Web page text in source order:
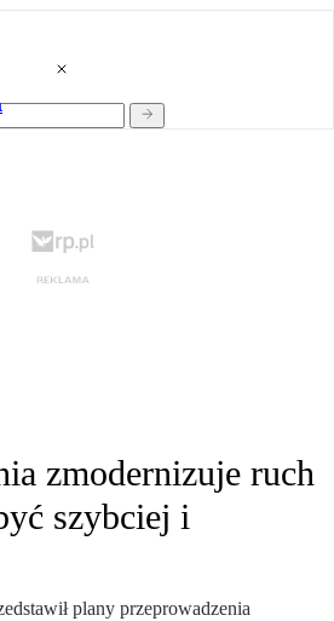
zmodernizuje ruch
szybciej i
plany przeprowadzenia